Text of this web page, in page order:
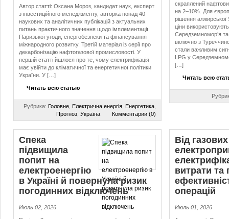
Автор статті: Оксана Мороз, кандидат наук, експерт
з інвестиційного менеджменту, авторка понад 40
наукових та аналітичних публікацій з актуальних
питань практичного значення щодо імплементації
Паризької угоди, енергобезпеки та фінансування
міжнародного розвитку. Третій матеріал із серії про
декарбонізацію нафтогазової промисловості. У
першій статті йшлося про те, чому електрифікація
має увійти до кліматичної та енергетичної політики
України. У […]
Читать всю статью
Рубрика: Головне Електрична енергія Енергетика
Прогноз Україна Комментарии (0)
скраплений
на 2–10%. Для
рішення алжирської
ціни
Середземномор’я та
включно з
стали важливим
LPG у
[…]
Читать всю
Спека
підвищила
попит на
електроенергію
в Україні й повернула ризик
погодинних відключень
Июль 02, 2026
Від
витрати та
операцій
Июль 01, 2026